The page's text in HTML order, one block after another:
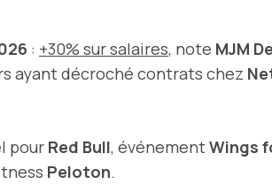
: +30% sur salaires, note MJM
ayant décroché contrats chez
pour Red Bull, événementWings
Peloton.